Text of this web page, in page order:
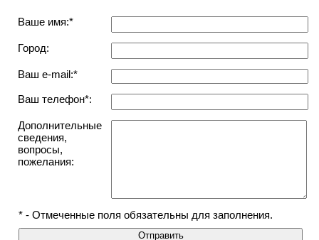
Ваше имя:*
Город:
Ваш e-mail:*
Ваш телефон*:
Дополнительные
сведения,
вопросы,
пожелания:
* - Отмеченные поля обязательны для заполнения.